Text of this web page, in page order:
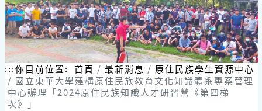
:::你目前位置: 首頁 最新消息
原住民族學生資源中心
國立東華大學建構原住民族教育文化知識體系專案管理
中心辦理「2024原住民族知識人才研習營《第四梯
次》」